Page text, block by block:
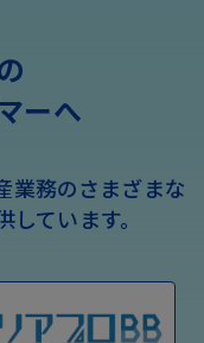
ーへ
業務のさまざまな
ています。